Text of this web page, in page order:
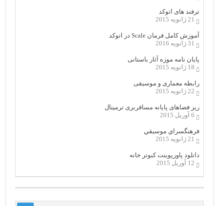
ترفند های اتوکد
21 ژانویه 2015
آموزش کامل فرمان Scale در اتوکد
31 ژانویه 2016
پایان نامه موزه آثار باستانی
18 ژانویه 2015
رابطه معماری و موسیقی
22 ژانویه 2015
ریز فضاهای پایانه مسافربری ترمینال
6 آوریل 2015
فرهنگسراي موسيقي
21 ژانویه 2015
دانلود پاورپوینت کبوتر خانه
12 آوریل 2015